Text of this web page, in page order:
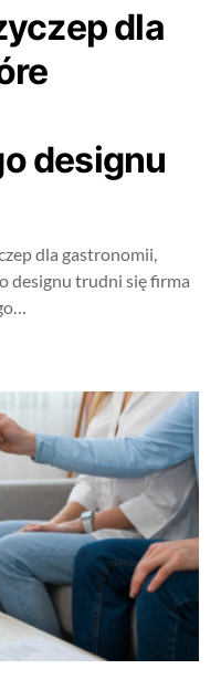
dla
designu
dla gastronomii,
designu trudni się firma